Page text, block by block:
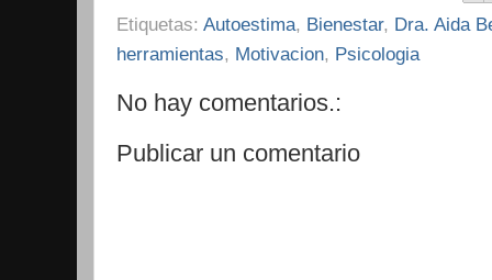
Etiquetas: Autoestima, Bienestar, Dra. Aida
herramientas, Motivacion, Psicologia
No hay comentarios.:
Publicar un comentario